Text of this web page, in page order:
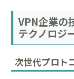
VPN企業の
テクノロジ
次世代プロト